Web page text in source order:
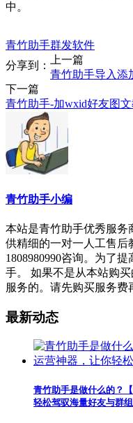
中。
青竹助手群发软件
分享到：
上一篇
青竹助手导入添
下一篇
青竹助手-加wxid好友图
青竹助手小编
本站是青竹助手优秀服务
供精细的一对一人工售后
1808980990咨询。为了
手。 如果不是从本站购
服务的。请先购买服务费
最新动态
青竹助手是做什么的？
轻松驾驭海量好友与群组